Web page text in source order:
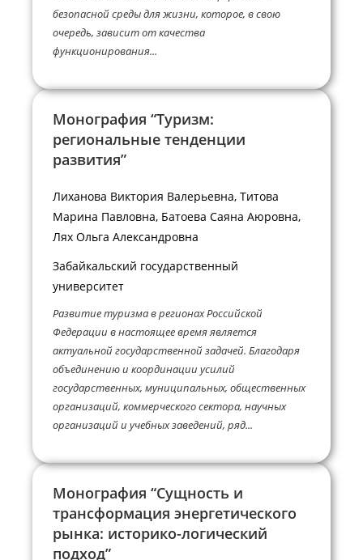
безопасной среды для жизни, которое, в свою
очередь, зависит от качества
функционирования...
Монография “Туризм:
региональные тенденции
развития”
Лиханова Виктория Валерьевна, Титова
Марина Павловна, Батоева Саяна Аюровна,
Лях Ольга Александровна
Забайкальский государственный
университет
Развитие туризма в регионах Российской
Федерации в настоящее время является
актуальной государственной задачей. Благодаря
объединению и координации усилий
государственных, муниципальных, общественных
организаций, коммерческого сектора, научных
организаций и учебных заведений, ряд...
Монография “Сущность и
трансформация энергетического
рынка: историко-логический
подход”